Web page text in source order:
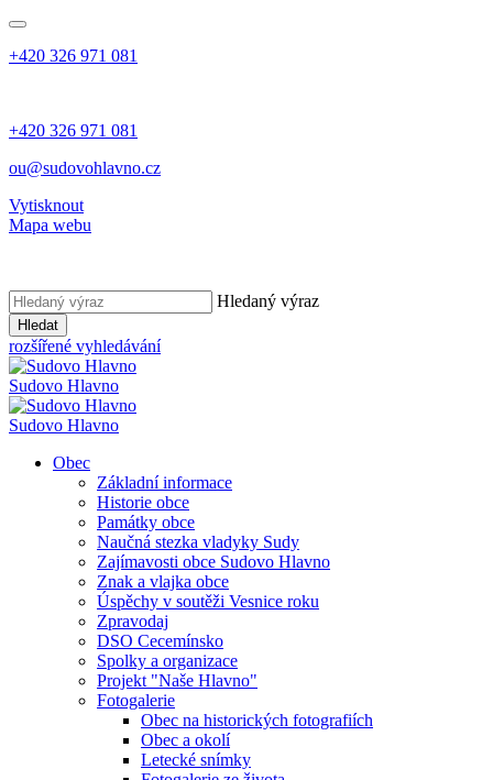
+420 326 971 081
+420 326 971 081
ou@sudovohlavno.cz
Vytisknout
Mapa webu
Hledaný výraz
Hledat
rozšířené vyhledávání
Sudovo Hlavno
Sudovo Hlavno
Obec
Základní informace
Historie obce
Památky obce
Naučná stezka vladyky Sudy
Zajímavosti obce Sudovo Hlavno
Znak a vlajka obce
Úspěchy v soutěži Vesnice roku
Zpravodaj
DSO Cecemínsko
Spolky a organizace
Projekt "Naše Hlavno"
Fotogalerie
Obec na historických fotografiích
Obec a okolí
Letecké snímky